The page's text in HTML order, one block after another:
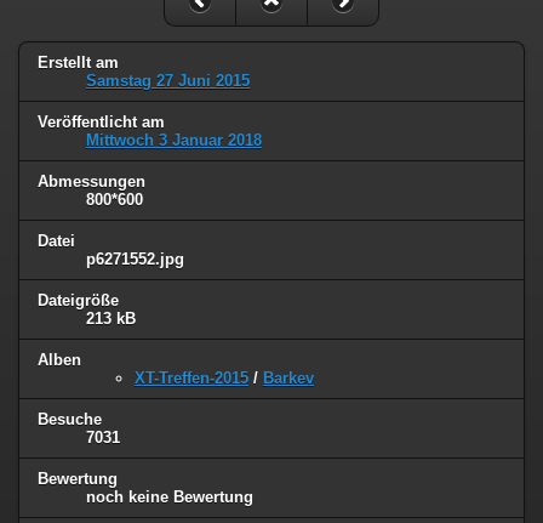
Erstellt am
Samstag 27 Juni 2015
Veröffentlicht am
Mittwoch 3 Januar 2018
Abmessungen
800*600
Datei
p6271552.jpg
Dateigröße
213 kB
Alben
XT-Treffen-2015 / Barkev
Besuche
7031
Bewertung
noch keine Bewertung